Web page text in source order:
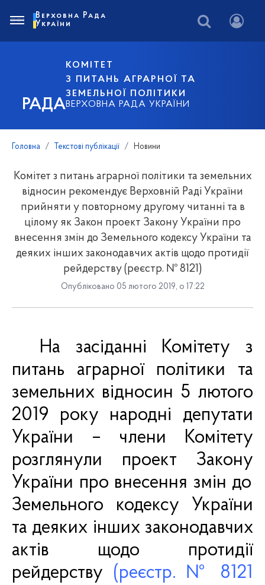
РАДА
КОМІТЕТ
З ПИТАНЬ АГРАРНОЇ ТА
ЗЕМЕЛЬНОЇ ПОЛІТИКИ
ВЕРХОВНА РАДА УКРАЇНИ
Верховна Рада
України
Головна Текстові публікації Новини
Комітет з питань аграрної політики та земельних
відносин рекомендує Верховній Раді України
прийняти у повторному другому читанні та в
цілому як Закон проект Закону України про
внесення змін до Земельного кодексу України та
деяких інших законодавчих актів щодо протидії
рейдерству (реєстр. № 8121)
Опубліковано 05 лютого 2019, о 17:22
На засіданні Комітету з
питань аграрної політики та
земельних відносин 5 лютого
2019 року народні депутати
України – члени Комітету
розглянули проект Закону
України про внесення змін до
Земельного кодексу України
та деяких інших законодавчих
актів щодо протидії
рейдерству
(реєстр. № 8121